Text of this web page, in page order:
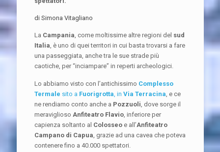
di Simona Vitagliano
La Campania , come moltissime altre regioni del sud
Italia , è uno di quei territori in cui basta trovarsi a fare
una passeggiata, anche tra le sue strade più
caotiche, per “inciampare” in reperti archeologici.
Lo abbiamo visto con l’antichissimo Complesso
Termale sito a Fuorigrotta , in Via Terracina , e ce
ne rendiamo conto anche a Pozzuoli , dove sorge il
meraviglioso Anfiteatro Flavio, inferiore per
capienza soltanto al Colosseoe all’Anfiteatro
Campano di Capua , grazie ad una cavea che poteva
contenere fino a 40.000 spettatori.